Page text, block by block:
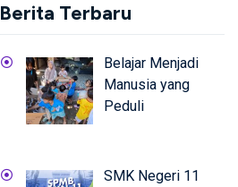
Berita Terbaru
Belajar Menjadi
Manusia yang
Peduli
SMK Negeri 11